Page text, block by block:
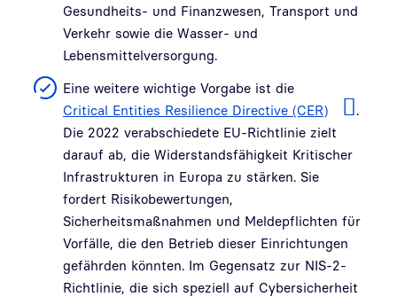
Gesundheits- und Finanzwesen, Transport und
Verkehr sowie die Wasser- und
Lebensmittelversorgung.
Eine weitere wichtige Vorgabe ist die
Critical Entities Resilience Directive (CER)
.
Die 2022 verabschiedete EU-Richtlinie zielt
darauf ab, die Widerstandsfähigkeit Kritischer
Infrastrukturen in Europa zu stärken. Sie
fordert Risikobewertungen,
Sicherheitsmaßnahmen und Meldepflichten für
Vorfälle, die den Betrieb dieser Einrichtungen
gefährden könnten. Im Gegensatz zur NIS-2-
Richtlinie, die sich speziell auf Cybersicherheit